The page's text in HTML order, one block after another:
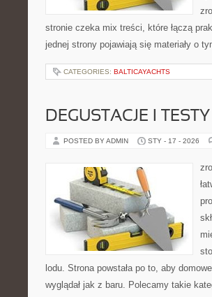
stronie czeka mix treści, które łączą
jednej strony pojawiają się materiały o
CATEGORIES: BALTICAYACHTS
DEGUSTACJE I
POSTED BY ADMIN STY - 17 - 2026
lodu. Strona powstała po to, aby
wyglądał jak z baru. Polecamy takie